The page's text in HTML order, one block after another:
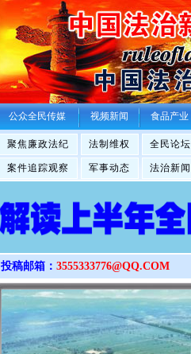
公众全民传媒 视频新闻 食品产业
聚焦廉政法纪 法制维权 全民论坛
案件追踪观察 军事动态 法治新闻
投稿邮箱： 3555333776@QQ.COM